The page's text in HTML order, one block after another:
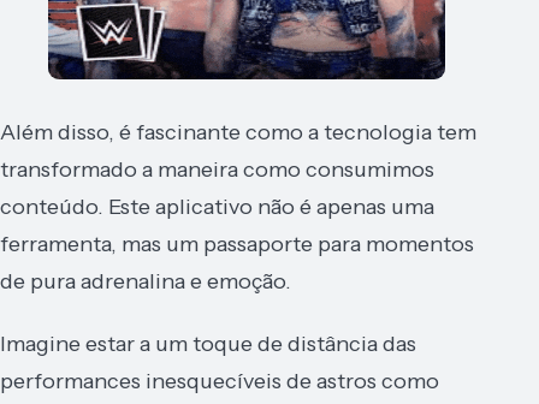
Além disso, é fascinante como a tecnologia tem
transformado a maneira como consumimos
conteúdo. Este aplicativo não é apenas uma
ferramenta, mas um passaporte para momentos
de pura adrenalina e emoção.
Imagine estar a um toque de distância das
performances inesquecíveis de astros como